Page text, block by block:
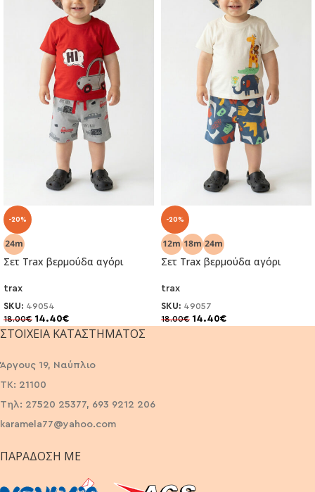
-20%
Σετ Trax βερμούδα αγόρι
trax
SKU: 49054
18.00€ 14.40€
-20%
Σετ Trax βερμούδα αγόρι
trax
SKU: 49057
18.00€ 14.40€
ΣΤΟΙΧΕΊΑ ΚΑΤΑΣΤΉΜΑΤΟΣ
Άργους 19, Ναύπλιο
ΤΚ: 21100
Τηλ: 27520 25377, 693 9212 206
karamela77@yahoo.com
ΠΑΡΆΔΟΣΗ ΜΕ